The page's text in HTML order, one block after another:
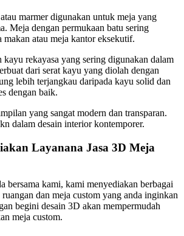
marmer digunakan untuk meja yang
Meja dengan permukaan batu sering
atau meja kantor eksekutif.
kayu rekayasa yang sering digunakan dalam
dari serat kayu yang diolah dengan
lebih terjangkau daripada kayu solid dan
dengan baik.
yang sangat modern dan transparan.
dalam desain interior kontemporer.
Layanana Jasa 3D Meja
bersama kami, kami menyediakan berbagai
dan meja custom yang anda inginkan
begini desain 3D akan mempermudah
meja custom.